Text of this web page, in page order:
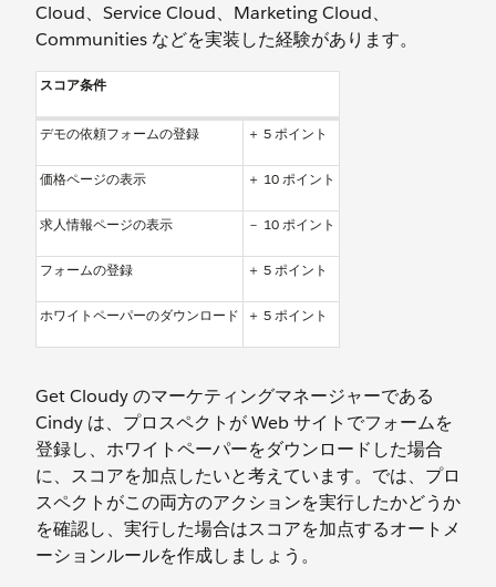
Cloud、Service Cloud、Marketing Cloud、
Communities などを実装した経験があります。
スコア条件
デモの依頼フォームの登録 ＋ 5 ポイント
価格ページの表示 ＋ 10 ポイント
求人情報ページの表示 － 10 ポイント
フォームの登録 ＋ 5 ポイント
ホワイトペーパーのダウンロード ＋ 5 ポイント
Get Cloudy のマーケティングマネージャーである
Cindy は、プロスペクトが Web サイトでフォームを
登録し、ホワイトペーパーをダウンロードした場合
に、スコアを加点したいと考えています。では、プロ
スペクトがこの両方のアクションを実行したかどうか
を確認し、実行した場合はスコアを加点するオートメ
ーションルールを作成しましょう。